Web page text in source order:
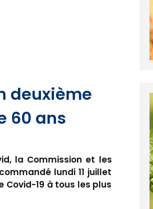
deuxième
60 ans
la Commission et les
lundi 11 juillet
Covid-19 à tous les plus